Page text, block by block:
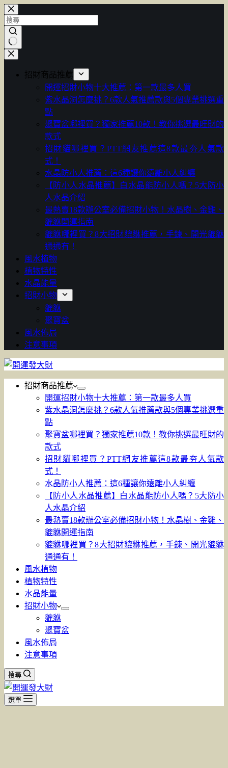
跳
至
主
要
內
找
招財商品推薦
開運招財小物十大推薦：第一款最多人買
紫水晶洞怎麼挑？6款人氣推薦款與5個專業挑選重
點
聚寶盆哪裡買？獨家推薦10款！教你挑選最旺財的
款式
招財貓哪裡買？PTT網友推薦這8款最夯人氣款
式！
水晶防小人推薦：這6種讓你遠離小人糾纏
【防小人水晶推薦】白水晶能防小人嗎？5大防小
人水晶介紹
最熱賣18款辦公室必備招財小物！水晶樹、金雞、
貔貅開運指南
貔貅哪裡買？8大招財貔貅推薦，手鍊、開光貔貅
通通有！
風水植物
植物特性
水晶能量
招財小物
貔貅
聚寶盆
風水佈局
注意事項
招財商品推薦
開運招財小物十大推薦：第一款最多人買
紫水晶洞怎麼挑？6款人氣推薦款與5個專業挑選重
點
聚寶盆哪裡買？獨家推薦10款！教你挑選最旺財的
款式
招財貓哪裡買？PTT網友推薦這8款最夯人氣款
式！
水晶防小人推薦：這6種讓你遠離小人糾纏
【防小人水晶推薦】白水晶能防小人嗎？5大防小
人水晶介紹
最熱賣18款辦公室必備招財小物！水晶樹、金雞、
貔貅開運指南
貔貅哪裡買？8大招財貔貅推薦，手鍊、開光貔貅
通通有！
風水植物
植物特性
水晶能量
招財小物
貔貅
聚寶盆
風水佈局
注意事項
搜尋
選單